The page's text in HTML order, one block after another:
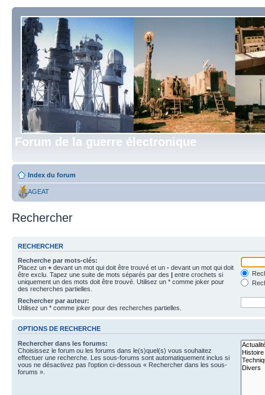
Forum de la guerre électronique
Index du forum
AGEAT
Rechercher
RECHERCHER
Recherche par mots-clés:
Placez un + devant un mot qui doit être trouvé et un - devant un mot qui doit
être exclu. Tapez une suite de mots séparés par des | entre crochets si
uniquement un des mots doit être trouvé. Utilisez un * comme joker pour
des recherches partielles.
Rechercher par auteur:
Utilisez un * comme joker pour des recherches partielles.
OPTIONS DE RECHERCHE
Rechercher dans les forums:
Choisissez le forum ou les forums dans le(s)quel(s) vous souhaitez
effectuer une recherche. Les sous-forums sont automatiquement inclus si
vous ne désactivez pas l’option ci-dessous « Rechercher dans les sous-
forums ».